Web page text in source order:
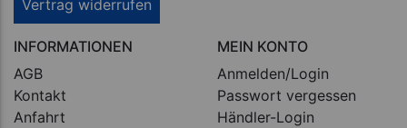
Vertrag widerrufen
INFORMATIONEN
AGB
Kontakt
Anfahrt
MEIN KONTO
Anmelden/Login
Passwort vergessen
Händler-Login